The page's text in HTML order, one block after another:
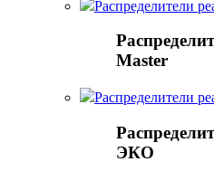
Распределители
Master
Распределители
ЭКО